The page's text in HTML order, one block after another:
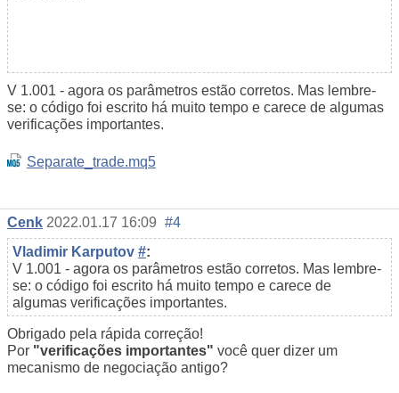
V 1.001 - agora os parâmetros estão corretos. Mas lembre-
se: o código foi escrito há muito tempo e carece de algumas
verificações importantes.
Separate_trade.mq5
Cenk 2022.01.17 16:09 #4
Vladimir Karputov #:
V 1.001 - agora os parâmetros estão corretos. Mas lembre-
se: o código foi escrito há muito tempo e carece de
algumas verificações importantes.
Obrigado pela rápida correção!
Por "verificações importantes" você quer dizer um
mecanismo de negociação antigo?